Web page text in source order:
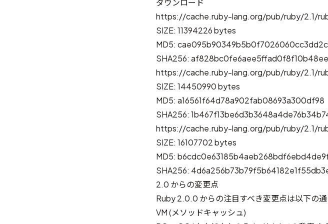
ダウンロード
https://cache.ruby-lang.org/pub/ruby/2.1/
SIZE: 11394226 bytes
MD5:
SHA256:
https://cache.ruby-lang.org/pub/ruby/2.1/
SIZE: 14450990 bytes
MD5: a16561f64d78a902fab08693a300df98
SHA256:
https://cache.ruby-lang.org/pub/ruby/2.1/
SIZE: 16107702 bytes
MD5:
SHA256:
2.0 からの変更点
Ruby 2.0.0 からの注目すべき変更点は以下の
VM (メソッドキャッシュ)